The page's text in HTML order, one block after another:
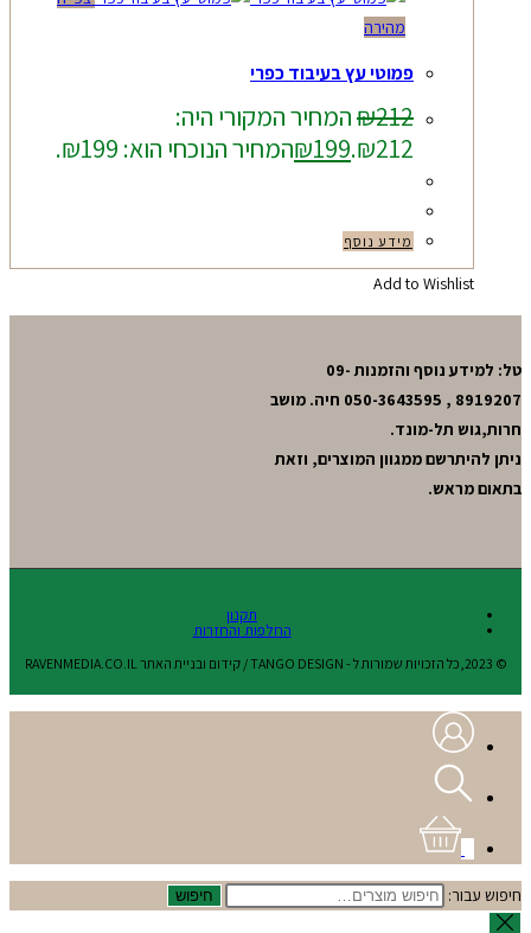
מהירה
פמוטי עץ בעיבוד כפרי
₪212
המחיר המקורי היה:
₪212.
₪199 המחיר הנוכחי הוא: ₪199.
מידע נוסף
Add to Wishlist
טל: למידע נוסף והזמנות 09-
8919207 , 050-3643595 חיה. מושב
חרות,גוש תל-מונד.
ניתן להיתרשם ממגוון המוצרים, וזאת
בתאום מראש.
תקנון
החלפות והחזרות
© 2023,כל הזכויות שמורות ל - TANGO DESIGN / קידום ובניית האתר RAVENMEDIA.CO.IL
חיפוש עבור: חיפוש